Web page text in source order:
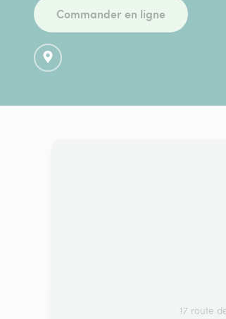
Commander en ligne
17 route